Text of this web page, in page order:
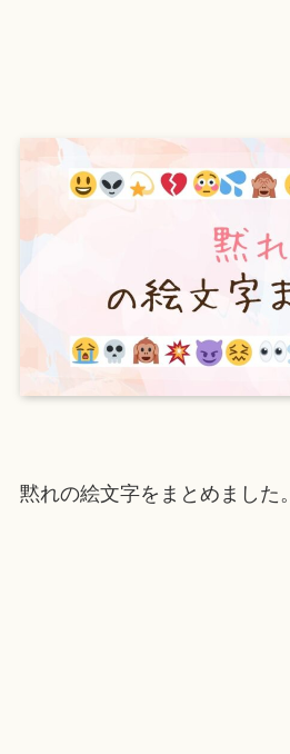
黙れの絵文字をまとめました。